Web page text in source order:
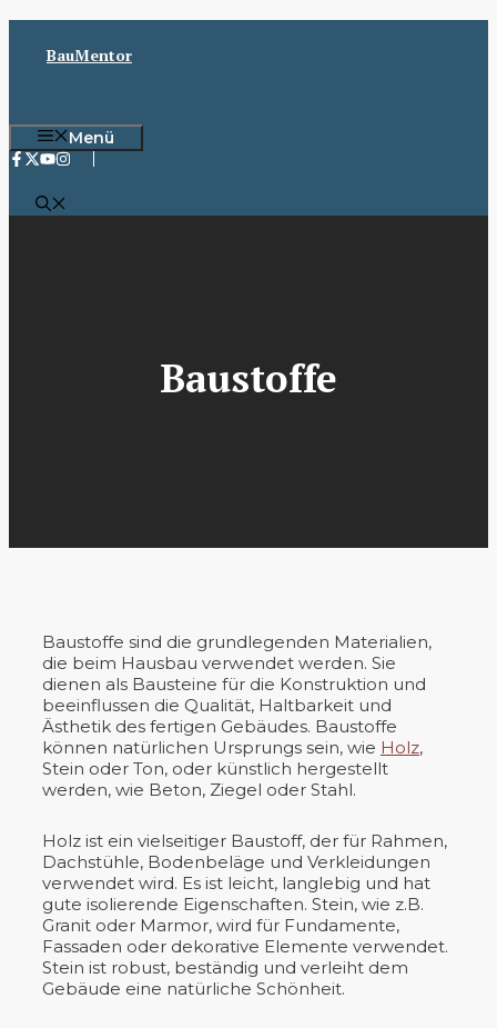
InhaltBauMentor
Menü
Baustoffe
Baustoffe sind die grundlegenden Materialien,
die beim Hausbau verwendet werden. Sie
dienen als Bausteine für die Konstruktion und
beeinflussen die Qualität, Haltbarkeit und
Ästhetik des fertigen Gebäudes. Baustoffe
können natürlichen Ursprungs sein, wie Holz,
Stein oder Ton, oder künstlich hergestellt
werden, wie Beton, Ziegel oder Stahl.
Holz ist ein vielseitiger Baustoff, der für Rahmen,
Dachstühle, Bodenbeläge und Verkleidungen
verwendet wird. Es ist leicht, langlebig und hat
gute isolierende Eigenschaften. Stein, wie z.B.
Granit oder Marmor, wird für Fundamente,
Fassaden oder dekorative Elemente verwendet.
Stein ist robust, beständig und verleiht dem
Gebäude eine natürliche Schönheit.